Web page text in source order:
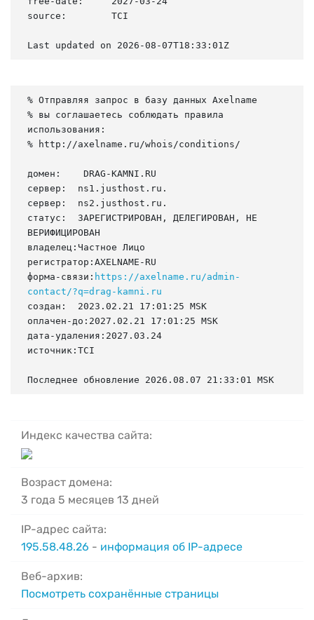
source:        TCI
Last updated on 2026-08-07T18:33:01Z
% Отправляя запрос в базу данных Axelname
% вы соглашаетесь соблюдать правила
использования:
% http://axelname.ru/whois/conditions/
домен:    DRAG-KAMNI.RU
сервер:  ns1.justhost.ru.
сервер:  ns2.justhost.ru.
статус:  ЗАРЕГИСТРИРОВАН, ДЕЛЕГИРОВАН, НЕ
ВЕРИФИЦИРОВАН
владелец:Частное Лицо
регистратор:AXELNAME-RU
форма-связи: https://axelname.ru/admin-
contact/?q=drag-kamni.ru
создан:  2023.02.21 17:01:25 MSK
оплачен-до:2027.02.21 17:01:25 MSK
дата-удаления:2027.03.24
источник:TCI
Последнее обновление 2026.08.07 21:33:01 MSK
Индекс качества сайта:
Возраст домена:
3 года 5 месяцев 13 дней
IP-адрес сайта:
195.58.48.26 - информация об IP-адресе
Веб-архив:
Посмотреть сохранённые страницы